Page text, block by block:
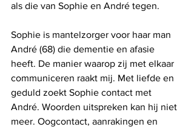
als die van Sophie en André tegen.
Sophie is mantelzorger voor haar man
André (68) die dementie en afasie
heeft. De manier waarop zij met elkaar
communiceren raakt mij. Met liefde en
geduld zoekt Sophie contact met
André. Woorden uitspreken kan hij niet
meer. Oogcontact, aanrakingen en